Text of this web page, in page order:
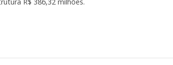
R$ 386,32 milhões.